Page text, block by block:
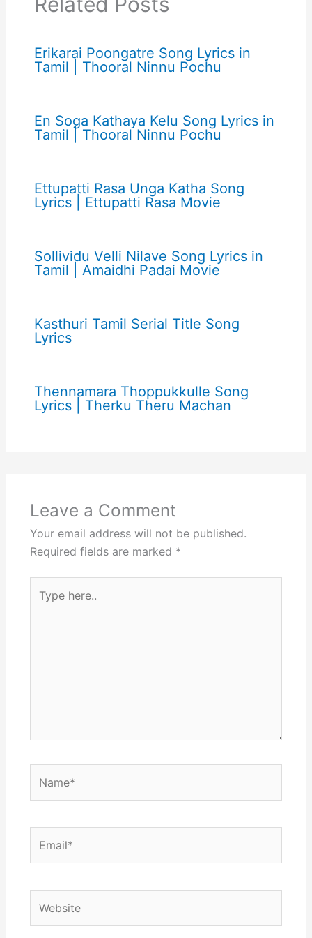
Erikarai Poongatre Song Lyrics in
Tamil | Thooral Ninnu Pochu
En Soga Kathaya Kelu Song Lyrics in
Tamil | Thooral Ninnu Pochu
Ettupatti Rasa Unga Katha Song
Lyrics | Ettupatti Rasa Movie
Sollividu Velli Nilave Song Lyrics in
Tamil | Amaidhi Padai Movie
Kasthuri Tamil Serial Title Song
Lyrics
Thennamara Thoppukkulle Song
Lyrics | Therku Theru Machan
Leave a Comment
Your email address will not be published.
Required fields are marked *
here..